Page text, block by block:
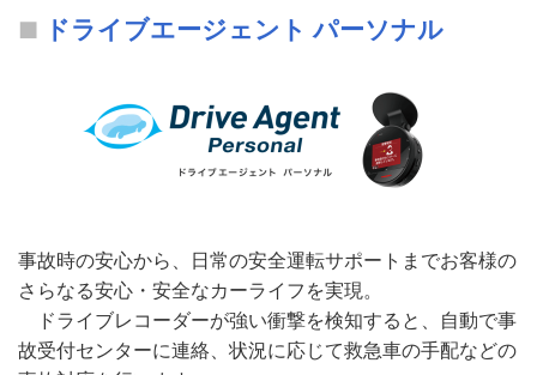
ドライブエージェント パーソナル
事故時の安心から、日常の安全運転サポートまでお客様の
さらなる安心・安全なカーライフを実現。
ドライブレコーダーが強い衝撃を検知すると、自動で事
故受付センターに連絡、状況に応じて救急車の手配などの